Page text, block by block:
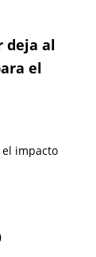
deja al
el
impacto